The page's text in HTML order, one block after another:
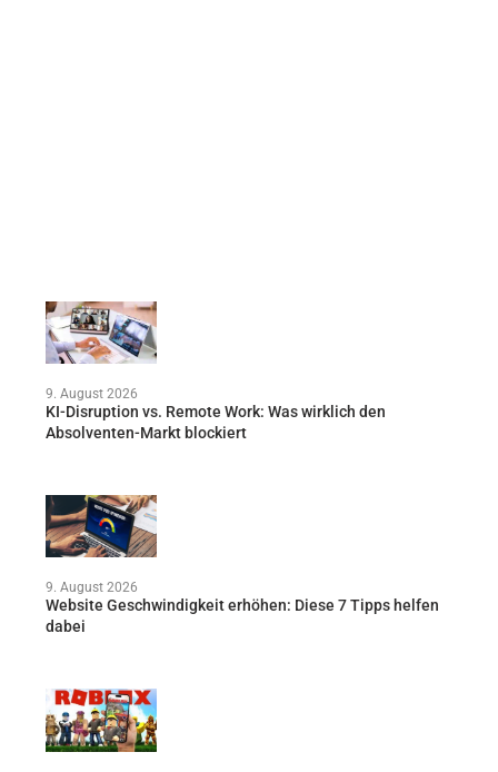
9. August 2026
KI-Disruption vs. Remote Work: Was wirklich den
Absolventen-Markt blockiert
9. August 2026
Website Geschwindigkeit erhöhen: Diese 7 Tipps helfen
dabei